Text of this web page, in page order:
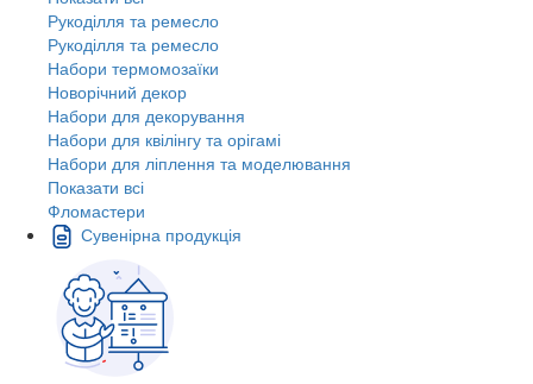
Рукоділля та ремесло
Рукоділля та ремесло
Набори термомозаїки
Новорічний декор
Набори для декорування
Набори для квілінгу та орігамі
Набори для ліплення та моделювання
Показати всі
Фломастери
Сувенірна продукція